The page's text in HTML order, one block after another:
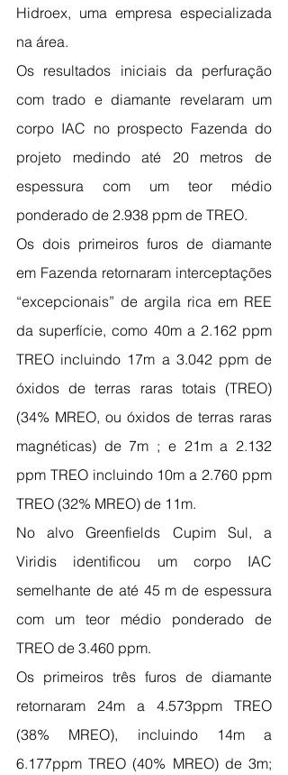
Hidroex, uma empresa especializada
na área.
Os resultados iniciais da perfuração
com trado e diamante revelaram um
corpo IAC no prospecto Fazenda do
projeto medindo até 20 metros de
espessura com um teor médio
ponderado de 2.938 ppm de TREO.
Os dois primeiros furos de diamante
em Fazenda retornaram interceptações
“excepcionais” de argila rica em REE
da superfície, como 40m a 2.162 ppm
TREO incluindo 17m a 3.042 ppm de
óxidos de terras raras totais (TREO)
(34% MREO, ou óxidos de terras raras
magnéticas) de 7m ; e 21m a 2.132
ppm TREO incluindo 10m a 2.760 ppm
TREO (32% MREO) de 11m.
No alvo Greenfields Cupim Sul, a
Viridis identificou um corpo IAC
semelhante de até 45 m de espessura
com um teor médio ponderado de
TREO de 3.460 ppm.
Os primeiros três furos de diamante
retornaram 24m a 4.573ppm TREO
(38% MREO), incluindo 14m a
6.177ppm TREO (40% MREO) de 3m;